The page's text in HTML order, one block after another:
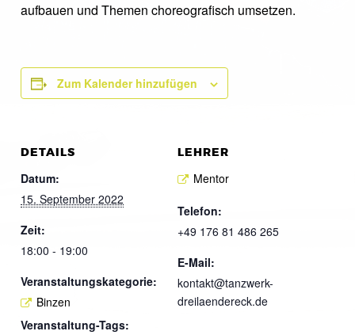
aufbauen und Themen choreografisch umsetzen.
Zum Kalender hinzufügen
DETAILS
Datum:
15. September 2022
Zeit:
18:00 - 19:00
Veranstaltungskategorie:
Binzen
Veranstaltung-Tags:
LEHRER
Mentor
Telefon:
+49 176 81 486 265
E-Mail:
kontakt@tanzwerk-
dreilaendereck.de